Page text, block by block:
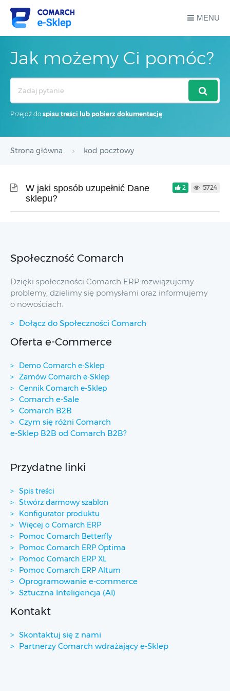
MENU
Jak możemy Ci pomóc?
Przejdź do spisu treści lub pobierz dokumentację
Strona główna kod pocztowy
W jaki sposób uzupełnić Dane
sklepu?
2 5724
Społeczność Comarch
Dzięki społeczności Comarch ERP rozwiązujemy
problemy, dzielimy się pomysłami oraz informujemy
o nowościach.
Dołącz do Społeczności Comarch
Oferta e-Commerce
Demo Comarch e-Sklep
Zamów Comarch e-Sklep
Cennik Comarch e-Sklep
Comarch e-Sale
Comarch B2B
Czym się różni Comarch
e-Sklep B2B od Comarch B2B?
Przydatne linki
Spis treści
Stwórz darmowy szablon
Konfigurator produktu
Więcej o Comarch ERP
Pomoc Comarch Betterfly
Pomoc Comarch ERP Optima
Pomoc Comarch ERP XL
Pomoc Comarch ERP Altum
Oprogramowanie e-commerce
Sztuczna Inteligencja (AI)
Kontakt
Skontaktuj się z nami
Partnerzy Comarch wdrażający e-Sklep